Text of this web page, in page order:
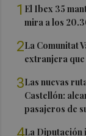
1 El Ibex 35
mira a los
2La Comunitat
extranjera que
3Las nuevas
Castellón:
pasajeros de
La Diputación